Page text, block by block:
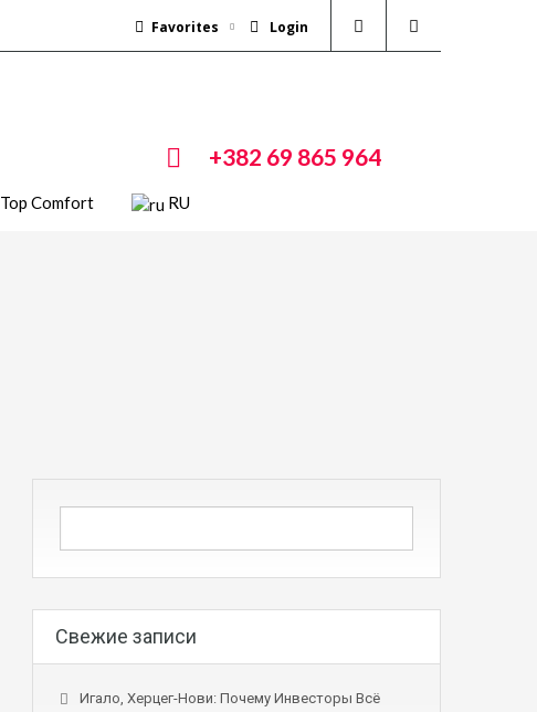
Favorites Login
+382 69 865 964
Top Comfort RU
Свежие записи
Игало, Херцег-Нови: Почему Инвесторы Всё